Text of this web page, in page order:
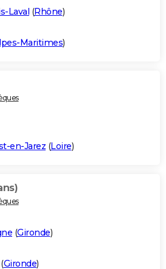
Laval (Rhône)
Maritimes)
en-Jarez (Loire)
(Gironde)
Gironde)